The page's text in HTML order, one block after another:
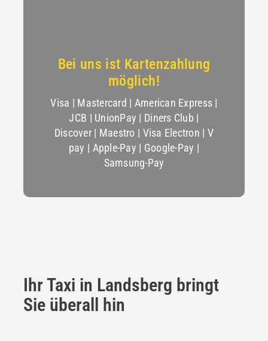
Bei uns ist Kartenzahlung
möglich!
Visa | Mastercard | American Express |
JCB | UnionPay | Diners Club |
Discover | Maestro | Visa Electron | V
pay | Apple-Pay | Google-Pay |
Samsung-Pay
Ihr Taxi in Landsberg bringt
Sie überall hin